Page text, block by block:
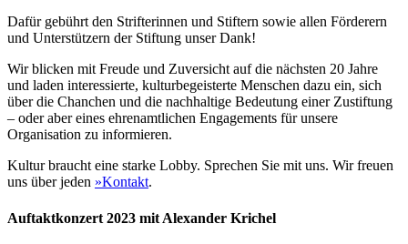
Dafür gebührt den Strifterinnen und Stiftern sowie allen Förderern
und Unterstützern der Stiftung unser Dank!
Wir blicken mit Freude und Zuversicht auf die nächsten 20 Jahre
und laden interessierte, kulturbegeisterte Menschen dazu ein, sich
über die Chanchen und die nachhaltige Bedeutung einer Zustiftung
– oder aber eines ehrenamtlichen Engagements für unsere
Organisation zu informieren.
Kultur braucht eine starke Lobby. Sprechen Sie mit uns. Wir freuen
uns über jeden »Kontakt.
Auftaktkonzert 2023 mit Alexander Krichel